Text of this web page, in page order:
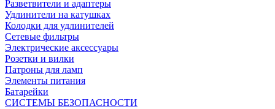
Разветвители и адаптеры
Удлинители на катушках
Колодки для удлинителей
Сетевые фильтры
Электрические аксессуары
Розетки и вилки
Патроны для ламп
Элементы питания
Батарейки
СИСТЕМЫ БЕЗОПАСНОСТИ